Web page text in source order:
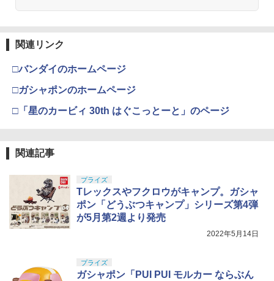
5
HAC（ハック） HAC5128 カメラ付きド
ローン スカイフォース スマホ操作可能
空撮ドローン ヘッドレスモード 360度フ
リップ 速度切替 かっこいい 子ども 誕生
セス On the Run シリーズ ブラインドボ
ション 塗装済み コレクター・誕生日・
バルキリー 超時空要塞マクロス VF-1J
バルキリー45th Anniv. 約225mm ABS&
ダイキャスト製 塗装済み可動フィギュア
￥21,950
ニオンフラッグカスタム 1/144スケール
5
￥4,450
￥2,666
5
東京マルイ No.10 ハイキャパ5.1 10歳以
4
関連リンク
□バンダイのホームページ
□ガシャポンのホームページ
□「星のカービィ 30th はぐこっとーと」のページ
関連記事
プライズ
Tレックスやフクロウがキャンプ。ガシャ
ポン「どうぶつキャンプ」シリーズ第4弾
が5月第2週より発売
2022年5月14日
プライズ
ガシャポン「PUI PUI モルカー ならぶん